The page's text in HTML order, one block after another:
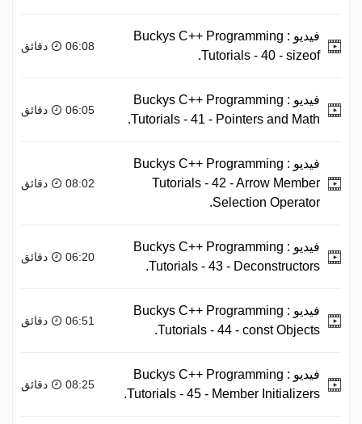
فيديو : Buckys C++ Programming
Tutorials - 40 - sizeof.
06:08 دقائق
فيديو : Buckys C++ Programming
Tutorials - 41 - Pointers and Math.
06:05 دقائق
فيديو : Buckys C++ Programming
Tutorials - 42 - Arrow Member
Selection Operator.
08:02 دقائق
فيديو : Buckys C++ Programming
Tutorials - 43 - Deconstructors.
06:20 دقائق
فيديو : Buckys C++ Programming
Tutorials - 44 - const Objects.
06:51 دقائق
فيديو : Buckys C++ Programming
Tutorials - 45 - Member Initializers.
08:25 دقائق